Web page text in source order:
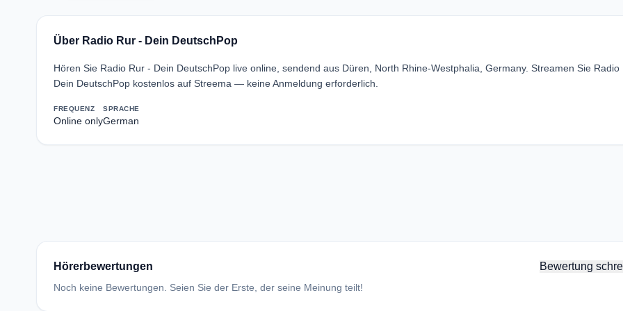
Über Radio Rur - Dein DeutschPop
Hören Sie Radio Rur - Dein DeutschPop live online, sendend aus Düren, North Rhine-Westphalia, Germany. Streamen Sie Radio
Dein DeutschPop kostenlos auf Streema — keine Anmeldung erforderlich.
FREQUENZ
Online only
SPRACHE
German
Hörerbewertungen Bewertung
Noch keine Bewertungen. Seien Sie der Erste, der seine Meinung teilt!